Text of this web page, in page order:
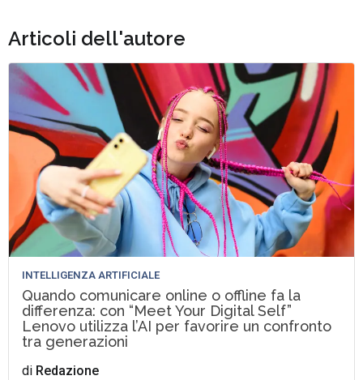
Articoli dell'autore
INTELLIGENZA ARTIFICIALE
Quando comunicare online o offline fa la
differenza: con “Meet Your Digital Self”
Lenovo utilizza l’AI per favorire un confronto
tra generazioni
di Redazione